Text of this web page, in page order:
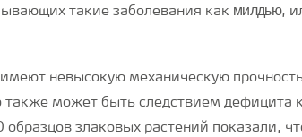
такие заболевания как милдью,
имеют невысокую механическую
также может быть следствием дефицита
злаковых растений показали,